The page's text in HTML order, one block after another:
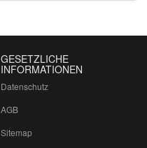
GESETZLICHE
INFORMATIONEN
Datenschutz
AGB
Sitemap